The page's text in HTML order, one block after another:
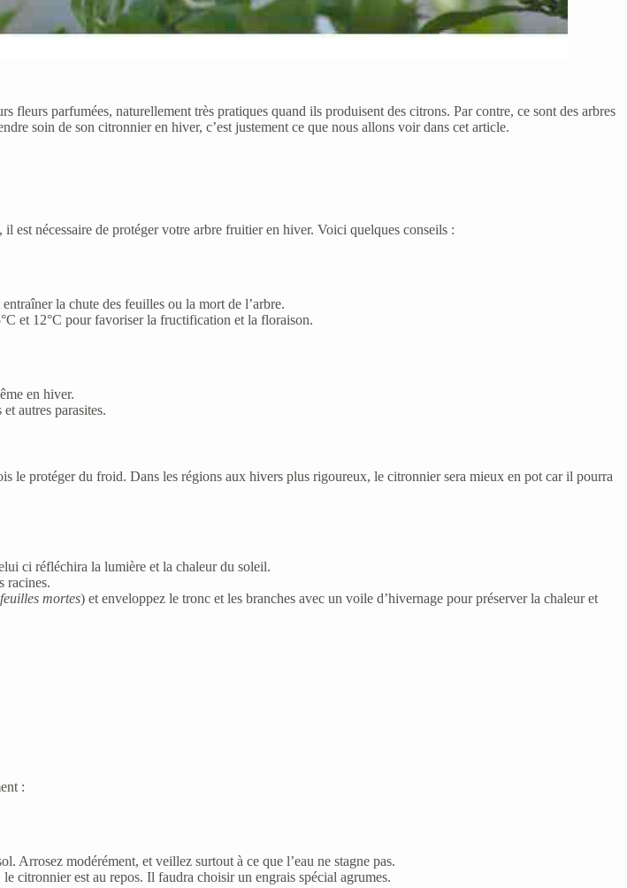
fleurs parfumées, naturellement très pratiques quand ils produisent des citrons. Par contre, ce sont des arbres
soin de son citronnier en hiver, c’est justement ce que nous allons voir dans cet article.
est nécessaire de protéger votre arbre fruitier en hiver. Voici quelques conseils :
la chute des feuilles ou la mort de l’arbre.
et 12°C pour favoriser la fructification et la floraison.
en hiver.
autres parasites.
le protéger du froid. Dans les régions aux hivers plus rigoureux, le citronnier sera mieux en pot car il pourra
ci réfléchira la lumière et la chaleur du soleil.
racines.
mortes) et enveloppez le tronc et les branches avec un voile d’hivernage pour préserver la chaleur et
:
Arrosez modérément, et veillez surtout à ce que l’eau ne stagne pas.
citronnier est au repos. Il faudra choisir un engrais spécial agrumes.